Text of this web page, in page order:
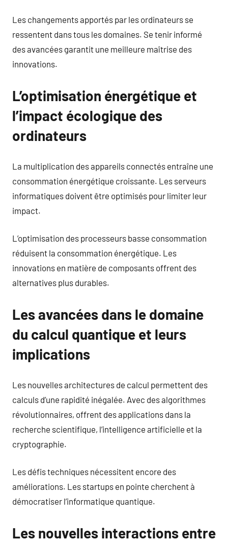
Les changements apportés par les ordinateurs se
ressentent dans tous les domaines. Se tenir informé
des avancées garantit une meilleure maîtrise des
innovations.
L’optimisation énergétique et
l’impact écologique des
ordinateurs
La multiplication des appareils connectés entraîne une
consommation énergétique croissante. Les serveurs
informatiques doivent être optimisés pour limiter leur
impact.
L’optimisation des processeurs basse consommation
réduisent la consommation énergétique. Les
innovations en matière de composants offrent des
alternatives plus durables.
Les avancées dans le domaine
du calcul quantique et leurs
implications
Les nouvelles architectures de calcul permettent des
calculs d’une rapidité inégalée. Avec des algorithmes
révolutionnaires, offrent des applications dans la
recherche scientifique, l’intelligence artificielle et la
cryptographie.
Les défis techniques nécessitent encore des
améliorations. Les startups en pointe cherchent à
démocratiser l’informatique quantique.
Les nouvelles interactions entre